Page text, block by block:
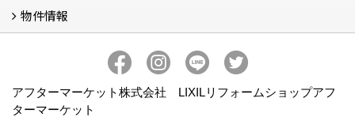
会社概要
コンセプト
アクセス
スタッフ紹介
スタッフブログ
プライバシーポリシー
アフターメンテナンス
お客様サポート
事業紹介
物件情報
アフターマーケット株式会社 LIXILリフォームショップアフ
ターマーケット